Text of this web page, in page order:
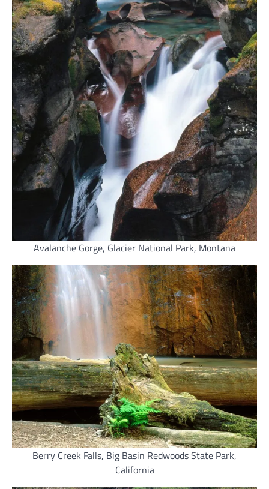
Avalanche Gorge, Glacier National Park, Montana
Berry Creek Falls, Big Basin Redwoods State Park,
California